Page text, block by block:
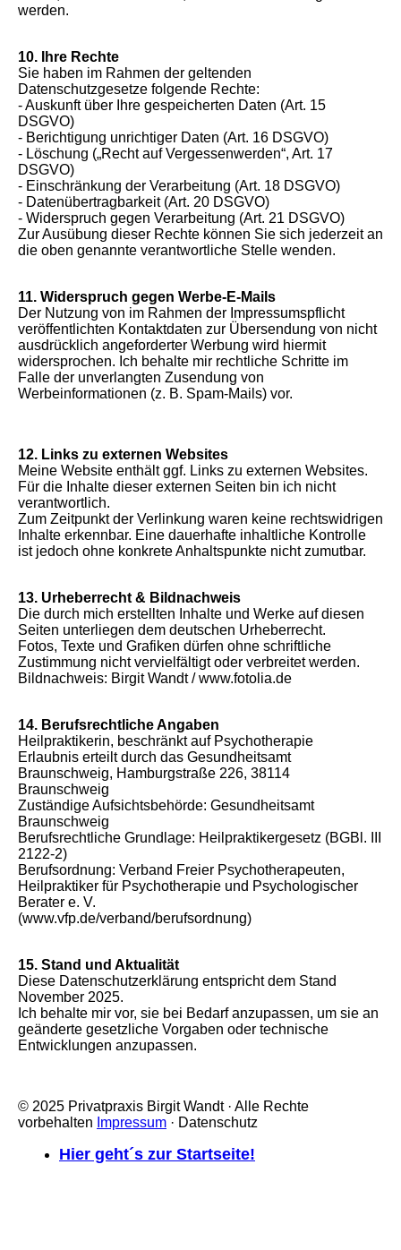
werden.
10. Ihre Rechte
Sie haben im Rahmen der geltenden
Datenschutzgesetze folgende Rechte:
- Auskunft über Ihre gespeicherten Daten (Art. 15
DSGVO)
- Berichtigung unrichtiger Daten (Art. 16 DSGVO)
- Löschung („Recht auf Vergessenwerden“, Art. 17
DSGVO)
- Einschränkung der Verarbeitung (Art. 18 DSGVO)
- Datenübertragbarkeit (Art. 20 DSGVO)
- Widerspruch gegen Verarbeitung (Art. 21 DSGVO)
Zur Ausübung dieser Rechte können Sie sich jederzeit an
die oben genannte verantwortliche Stelle wenden.
11. Widerspruch gegen Werbe-E-Mails
Der Nutzung von im Rahmen der Impressumspflicht
veröffentlichten Kontaktdaten zur Übersendung von nicht
ausdrücklich angeforderter Werbung wird hiermit
widersprochen. Ich behalte mir rechtliche Schritte im
Falle der unverlangten Zusendung von
Werbeinformationen (z. B. Spam-Mails) vor.
12. Links zu externen Websites
Meine Website enthält ggf. Links zu externen Websites.
Für die Inhalte dieser externen Seiten bin ich nicht
verantwortlich.
Zum Zeitpunkt der Verlinkung waren keine rechtswidrigen
Inhalte erkennbar. Eine dauerhafte inhaltliche Kontrolle
ist jedoch ohne konkrete Anhaltspunkte nicht zumutbar.
13. Urheberrecht & Bildnachweis
Die durch mich erstellten Inhalte und Werke auf diesen
Seiten unterliegen dem deutschen Urheberrecht.
Fotos, Texte und Grafiken dürfen ohne schriftliche
Zustimmung nicht vervielfältigt oder verbreitet werden.
Bildnachweis: Birgit Wandt / www.fotolia.de
14. Berufsrechtliche Angaben
Heilpraktikerin, beschränkt auf Psychotherapie
Erlaubnis erteilt durch das Gesundheitsamt
Braunschweig, Hamburgstraße 226, 38114
Braunschweig
Zuständige Aufsichtsbehörde: Gesundheitsamt
Braunschweig
Berufsrechtliche Grundlage: Heilpraktikergesetz (BGBl. III
2122-2)
Berufsordnung: Verband Freier Psychotherapeuten,
Heilpraktiker für Psychotherapie und Psychologischer
Berater e. V.
(www.vfp.de/verband/berufsordnung)
15. Stand und Aktualität
Diese Datenschutzerklärung entspricht dem Stand
November 2025.
Ich behalte mir vor, sie bei Bedarf anzupassen, um sie an
geänderte gesetzliche Vorgaben oder technische
Entwicklungen anzupassen.
© 2025 Privatpraxis Birgit Wandt · Alle Rechte
vorbehalten Impressum · Datenschutz
Hier geht´s zur Startseite!